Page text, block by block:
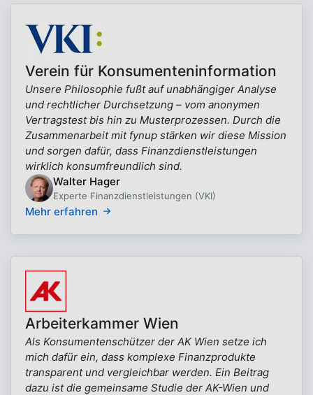
Verein für Konsumenteninformation
Unsere Philosophie fußt auf unabhängiger Analyse
und rechtlicher Durchsetzung – vom anonymen
Vertragstest bis hin zu Musterprozessen. Durch die
Zusammenarbeit mit fynup stärken wir diese Mission
und sorgen dafür, dass Finanzdienstleistungen
wirklich konsumfreundlich sind.
Walter Hager
Experte Finanzdienstleistungen (VKI)
Mehr erfahren
Arbeiterkammer Wien
Als Konsumentenschützer der AK Wien setze ich
mich dafür ein, dass komplexe Finanzprodukte
transparent und vergleichbar werden. Ein Beitrag
dazu ist die gemeinsame Studie der AK-Wien und